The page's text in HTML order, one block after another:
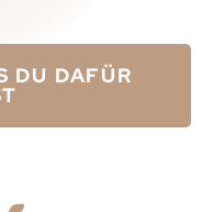
DU DAFÜR